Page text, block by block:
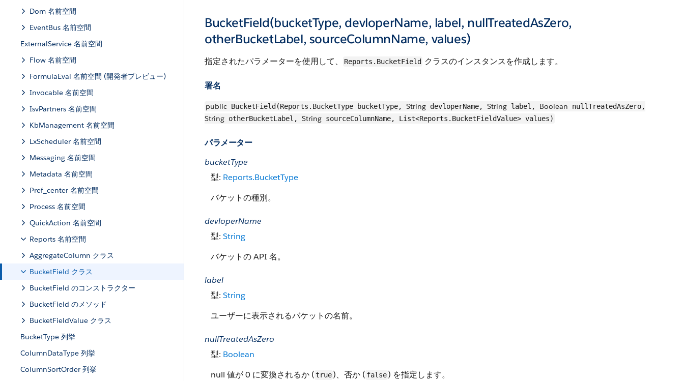
Dom 名前空間
EventBus 名前空間
ExternalService 名前空間
Flow 名前空間
FormulaEval 名前空間 (開発者プレビュー)
Invocable 名前空間
IsvPartners 名前空間
KbManagement 名前空間
LxScheduler 名前空間
Messaging 名前空間
Metadata 名前空間
Pref_center 名前空間
Process 名前空間
QuickAction 名前空間
Reports 名前空間
AggregateColumn クラス
BucketField クラス
BucketField のコンストラクター
BucketField のメソッド
BucketFieldValue クラス
BucketType 列挙
ColumnDataType 列挙
ColumnSortOrder 列挙
BucketField(bucketType, devloperName, label, nullTreatedAsZero,
otherBucketLabel, sourceColumnName, values)
指定されたパラメーターを使用して、 Reports.BucketField クラスのインスタンスを作成します。
署名
public BucketField(Reports.BucketType bucketType, String devloperName, String label, Boolean nullTreatedAsZero,
String otherBucketLabel, String sourceColumnName, List<Reports.BucketFieldValue> values)
パラメーター
bucketType
型: Reports.BucketType
バケットの種別。
devloperName
型: String
バケットの API 名。
label
型: String
ユーザーに表示されるバケットの名前。
nullTreatedAsZero
型: Boolean
null 値が 0 に変換されるか (true)、否か ( false) を指定します。